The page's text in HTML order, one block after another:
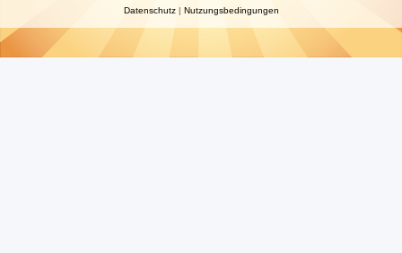
Datenschutz| Nutzungsbedingungen